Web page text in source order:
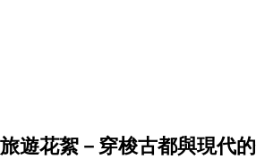
旅遊花絮－穿梭古都與現代